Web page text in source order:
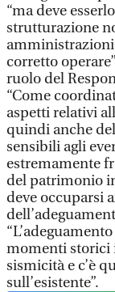
“ma deve
strutturazione
corretto
ruolo del
“Come
aspetti relativi
quindi anche
sensibili agli
estremamente
del patrimonio
deve occuparsi
momenti storici
sismicità e c’è
sull’esistente”.